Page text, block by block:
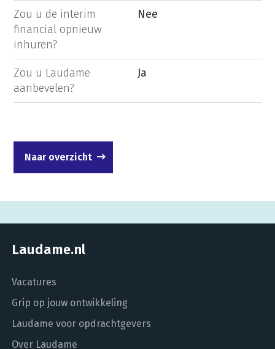
Zou u de interim
financial opnieuw
inhuren?
Nee
Zou u Laudame
aanbevelen?
Ja
Naar overzicht
Laudame.nl
Vacatures
Grip op jouw ontwikkeling
Laudame voor opdrachtgevers
Over Laudame